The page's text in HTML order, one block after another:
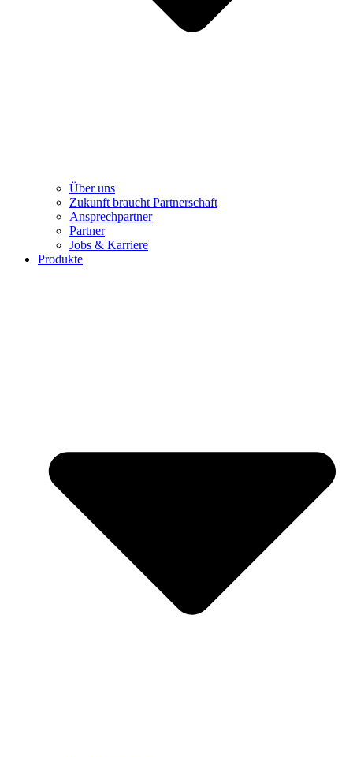
Über uns
Zukunft braucht Partnerschaft
Ansprechpartner
Partner
Jobs & Karriere
Produkte